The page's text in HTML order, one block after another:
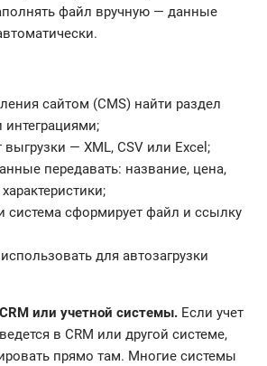
файл вручную — данные
сайтом (CMS) найти раздел
интеграциями;
— XML, CSV или Excel;
передавать: название, цена,
система сформирует файл и ссылку
для автозагрузки
или учетной системы. Если учет
в CRM или другой системе,
прямо там. Многие системы